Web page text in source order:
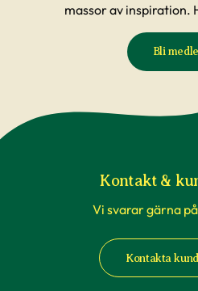
massor av inspiration.
Bli
Kontakt &
Vi svarar gärna
Kontakta